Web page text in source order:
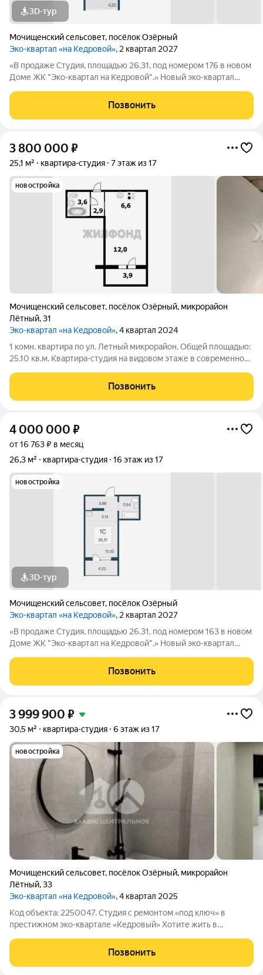
3D-тур
Мочищенский сельсовет, посёлок Озёрный
Эко-квартал «на Кедровой», 2 квартал 2027
«В продаже Студия, площадью 26.31, под номером 176 в новом
Доме ЖК "Эко-квартал на Кедровой".» Новый эко-квартал
лесным массивом, всего в 12 минутах от пл. Калинина. Это
масштабный проект
Позвонить
3 800 000 ₽
25,1 м² квартира-студия 7 этаж из 17
новостройка
Мочищенский сельсовет, посёлок Озёрный, микрорайон
Лётный,31
Эко-квартал «на Кедровой», 4 квартал 2024
1 комн. квартира по ул. Летный микрорайон. Общей площадью:
25.10 кв.м. Квартира-студия на видовом этаже в современном
покупателя. дешевле, чем у застройщика. В квартире
выполнена чистовая отделка от
Позвонить
4 000 000 ₽
от 16 763 ₽ в месяц
26,3 м²
квартира-студия 16 этаж из 17
новостройка
3D-тур
Мочищенский сельсовет, посёлок Озёрный
Эко-квартал «на Кедровой», 2 квартал 2027
«В продаже Студия, площадью 26.31, под номером 163 в новом
Доме ЖК "Эко-квартал на Кедровой".» Новый эко-квартал
лесным массивом, всего в 12 минутах от пл. Калинина. Это
масштабный проект
Позвонить
3 999 900 ₽
30,5 м² квартира-студия 6 этаж из 17
новостройка
Мочищенский сельсовет, посёлок Озёрный, микрорайон
Лётный,33
Эко-квартал «на Кедровой», 4 квартал 2025
Код объекта: 2250047. Студия с ремонтом «под ключ» в
престижном эко-квартале «Кедровый» Хотите жить в
воздухом, но при этом пользоваться всеми благами центра
мегаполиса? В продаже эксклюзивный
Позвонить